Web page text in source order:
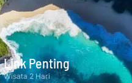
Link Penting
Wisata 2 Hari